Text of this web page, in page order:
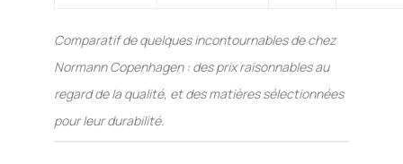
Comparatif de quelques incontournables de chez
Normann Copenhagen : des prix raisonnables au
regard de la qualité, et des matières sélectionnées
pour leur durabilité.